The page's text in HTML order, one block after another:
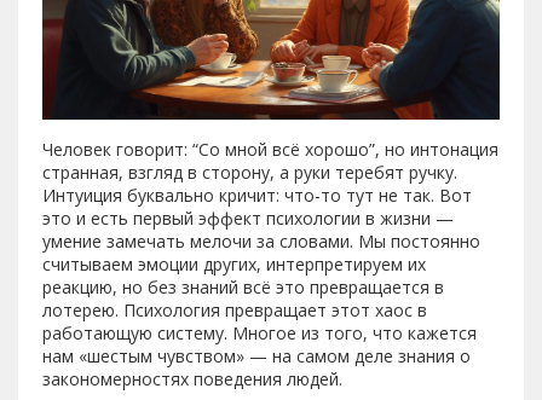
Человек говорит: “Со мной всё хорошо”, но интонация
странная, взгляд в сторону, а руки теребят ручку.
Интуиция буквально кричит: что-то тут не так. Вот
это и есть первый эффект психологии в жизни —
умение замечать мелочи за словами. Мы постоянно
считываем эмоции других, интерпретируем их
реакцию, но без знаний всё это превращается в
лотерею. Психология превращает этот хаос в
работающую систему. Многое из того, что кажется
нам «шестым чувством» — на самом деле знания о
закономерностях поведения людей.